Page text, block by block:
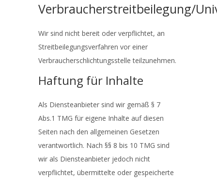
Verbraucherstreitbeilegung/
Wir sind nicht bereit oder verpflichtet, an
Streitbeilegungsverfahren vor einer
Verbraucherschlichtungsstelle teilzunehmen.
Haftung für Inhalte
Als Diensteanbieter sind wir gemäß § 7
Abs.1 TMG für eigene Inhalte auf diesen
Seiten nach den allgemeinen Gesetzen
verantwortlich. Nach §§ 8 bis 10 TMG sind
wir als Diensteanbieter jedoch nicht
verpflichtet, übermittelte oder gespeicherte